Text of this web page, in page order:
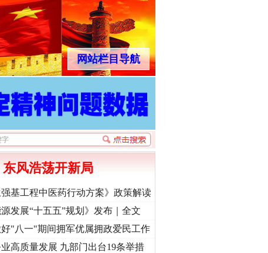
网站栏目导航
东风浩荡开新局
强基工程中医药行动方案》政策解读
源发展“十五五”规划》发布｜全文
"八一"期间拥军优属拥政爱民工作
高质量发展 九部门出台19条举措